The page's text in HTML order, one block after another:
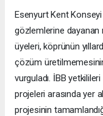
Esenyurt Kent Konseyi
gözlemlerine dayanan
üyeleri, köprünün
çözüm
vurguladı. İBB
projeleri arasında yer
projesinin